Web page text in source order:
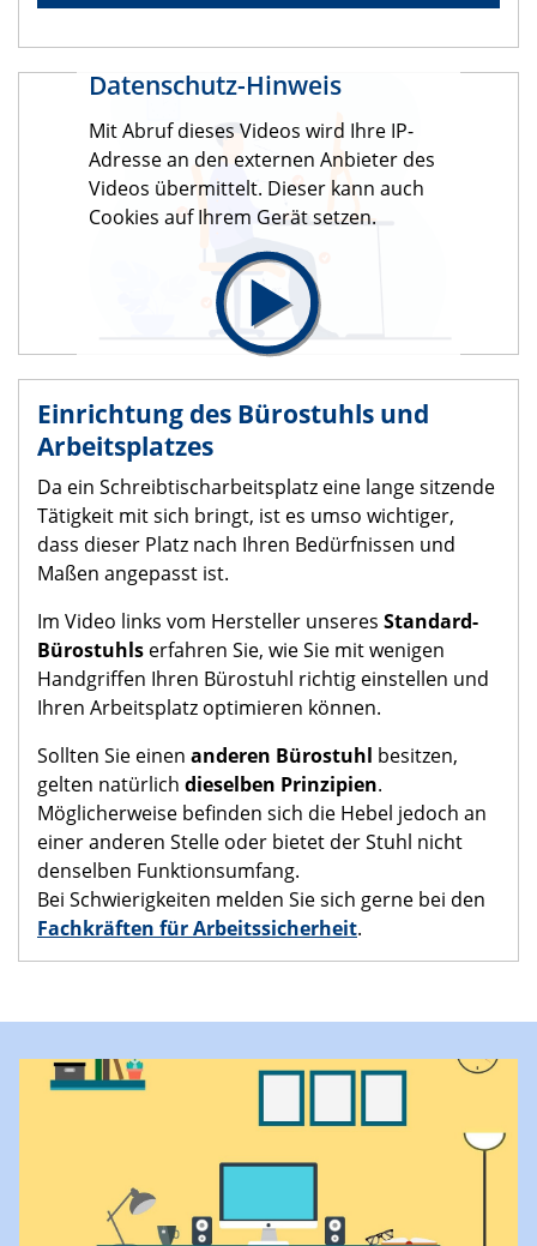
Datenschutz-Hinweis
Mit Abruf dieses Videos wird Ihre IP-
Adresse an den externen Anbieter des
Videos übermittelt. Dieser kann auch
Cookies auf Ihrem Gerät setzen.
Einrichtung des Bürostuhls und
Arbeitsplatzes
Da ein Schreibtischarbeitsplatz eine lange sitzende
Tätigkeit mit sich bringt, ist es umso wichtiger,
dass dieser Platz nach Ihren Bedürfnissen und
Maßen angepasst ist.
Im Video links vom Hersteller unseres Standard-
Bürostuhls erfahren Sie, wie Sie mit wenigen
Handgriffen Ihren Bürostuhl richtig einstellen und
Ihren Arbeitsplatz optimieren können.
Sollten Sie einen anderen Bürostuhl besitzen,
gelten natürlich dieselben Prinzipien.
Möglicherweise befinden sich die Hebel jedoch an
einer anderen Stelle oder bietet der Stuhl nicht
denselben Funktionsumfang.
Bei Schwierigkeiten melden Sie sich gerne bei den
Fachkräften für Arbeitssicherheit.